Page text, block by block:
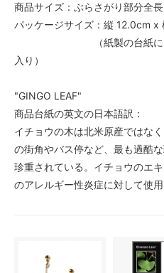
商品サイズ：ぶらさがり部分全
パッケージサイズ：縦 12.0cm
（紙製の台紙にセット
入り）
"GINGO LEAF"
商品台紙の英文の日本語訳：
イチョウの木は北米原産ではな
の街角やバス停など、最も過酷
珍重されている。イチョウのエ
のアレルギー性炎症に対して使用